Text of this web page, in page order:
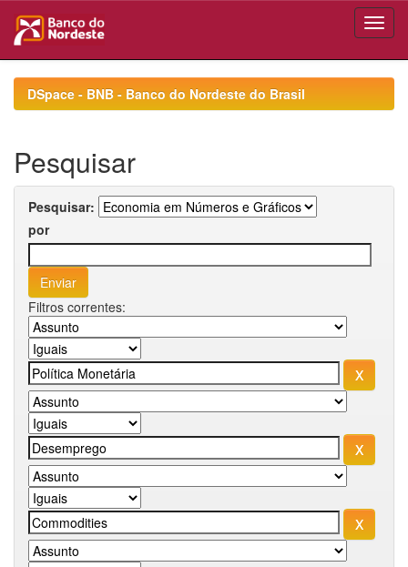
navigationDSpace - BNB - Banco do Nordeste do Brasil
Pesquisar
Pesquisar:
por
Filtros correntes: